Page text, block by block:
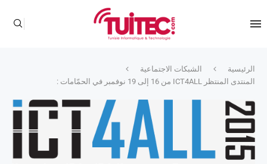
الرئيسية
الشبكات الاجتماعية
المنتدى المنتظر ICT4ALL من 16 إلى 19 نوفمبر في الحمّامات :